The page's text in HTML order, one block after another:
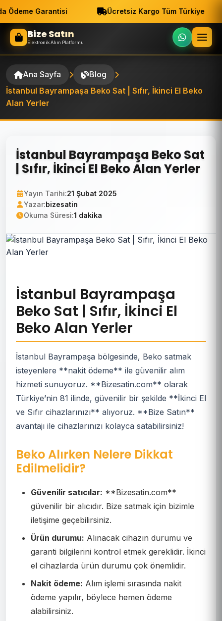
Ödeme Garantisi Ücretsiz Kargo Tüm Türkiye
Bize Satın
Elektronik Alım Platformu
Ana Sayfa
Blog
İstanbul Bayrampaşa Beko Sat | Sıfır, İkinci El Beko
Alan Yerler
İstanbul Bayrampaşa Beko Sat
| Sıfır, İkinci El Beko Alan Yerler
Yayın Tarihi:21 Şubat 2025
Yazar:bizesatin
Okuma Süresi:1 dakika
İstanbul Bayrampaşa
Beko Sat | Sıfır, İkinci El
Beko Alan Yerler
İstanbul Bayrampaşa bölgesinde, Beko satmak
isteyenlere **nakit ödeme** ile güvenilir alım
hizmeti sunuyoruz. **Bizesatin.com** olarak
Türkiye’nin 81 ilinde, güvenilir bir şekilde **İkinci El
ve Sıfır cihazlarınızı** alıyoruz. **Bize Satın**
avantajı ile cihazlarınızı kolayca satabilirsiniz!
Beko Alırken Nelere Dikkat
Edilmelidir?
Güvenilir satıcılar: **Bizesatin.com**
güvenilir bir alıcıdır. Bize satmak için bizimle
iletişime geçebilirsiniz.
Ürün durumu: Alınacak cihazın durumu ve
garanti bilgilerini kontrol etmek gereklidir. İkinci
el cihazlarda ürün durumu çok önemlidir.
Nakit ödeme: Alım işlemi sırasında nakit
ödeme yapılır, böylece hemen ödeme
alabilirsiniz.